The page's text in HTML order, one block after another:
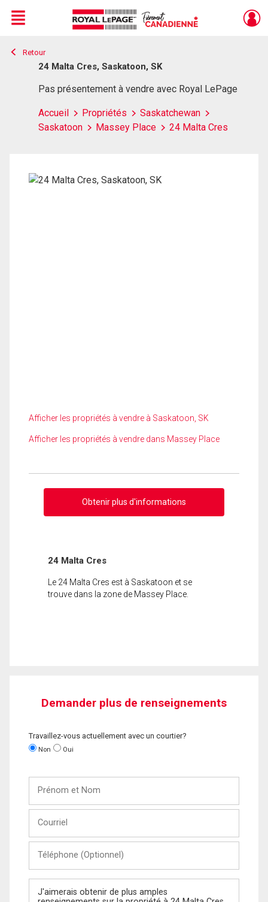
Live
En Direct
Menu
Retour
24 Malta Cres, Saskatoon, SK
Pas présentement à vendre avec Royal LePage
Accueil Propriétés
Saskatchewan
Saskatoon
Massey Place 24 Malta Cres
Afficher les propriétés à vendre à Saskatoon, SK
Afficher les propriétés à vendre dans Massey Place
Obtenir plus d'informations
24 Malta Cres
Le 24 Malta Cres est à Saskatoon et se
trouve dans la zone de Massey Place.
Demander plus de renseignements
Travaillez-vous actuellement avec un courtier?
Non Oui
Nom
(Optionnel)
Message